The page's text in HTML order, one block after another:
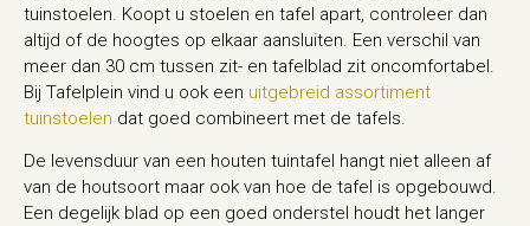
tuinstoelen. Koopt u stoelen en tafel apart, controleer dan
altijd of de hoogtes op elkaar aansluiten. Een verschil van
meer dan 30 cm tussen zit- en tafelblad zit oncomfortabel.
Bij Tafelplein vind u ook een uitgebreid assortiment
tuinstoelen dat goed combineert met de tafels.
De levensduur van een houten tuintafel hangt niet alleen af
van de houtsoort maar ook van hoe de tafel is opgebouwd.
Een degelijk blad op een goed onderstel houdt het langer